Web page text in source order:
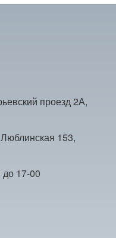
проезд 2А,
153,
17-00